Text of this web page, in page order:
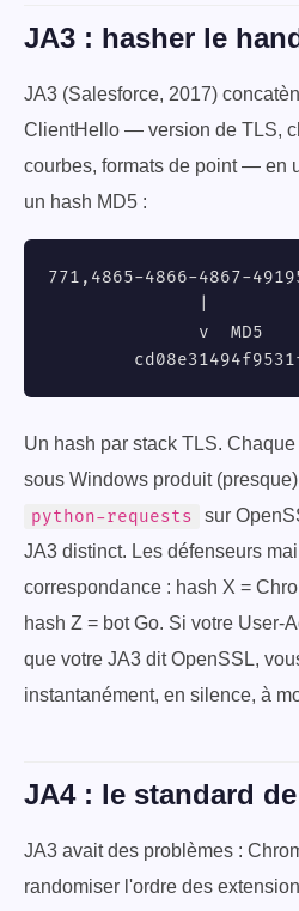
JA3 : hasher le
JA3 (Salesforce, 2017)
ClientHello — version de TLS,
courbes, formats de point — en
un hash MD5 :
771,4865-4866-4867-
              v  MD5
Un hash par stack TLS.
sous Windows produit
python-requests
sur
JA3 distinct. Les défenseurs
correspondance : hash X =
hash Z = bot Go. Si votre User-
que votre JA3 dit OpenSSL,
instantanément, en silence, à
JA4 : le standard de
JA3 avait des problèmes :
randomiser l'ordre des